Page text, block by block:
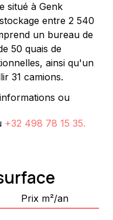
situé à Genk
entre 2 540
un bureau de
50 quais de
ainsi qu'un
31 camions.
ou
+32 498 78 15 35.
Prix m²/an